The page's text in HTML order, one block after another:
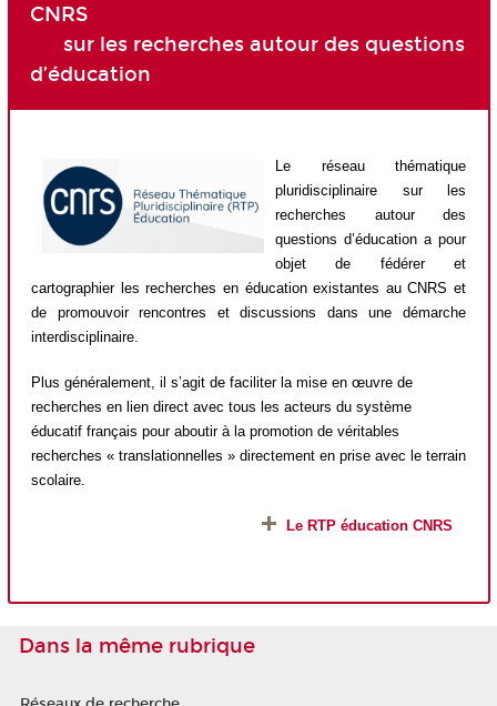
CNRS
sur les recherches autour des questions
d’éducation
Le réseau thématique
pluridisciplinaire sur les
recherches autour des
questions d’éducation a pour
objet de fédérer et
cartographier les recherches en éducation existantes au CNRS et
de promouvoir rencontres et discussions dans une démarche
interdisciplinaire.
Plus généralement, il s’agit de faciliter la mise en œuvre de
recherches en lien direct avec tous les acteurs du système
éducatif français pour aboutir à la promotion de véritables
recherches « translationnelles » directement en prise avec le terrain
scolaire.
Le RTP éducation CNRS
Dans la même rubrique